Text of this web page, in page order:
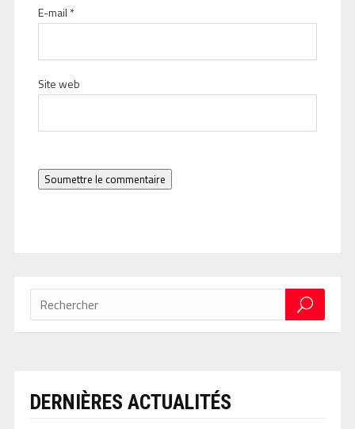
E-mail *
Site web
Soumettre le commentaire
DERNIÈRES ACTUALITÉS